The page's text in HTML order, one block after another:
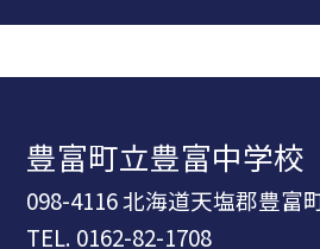
豊富町立豊富中学校
098-4116 北海道天塩郡豊富
TEL. 0162-82-1708